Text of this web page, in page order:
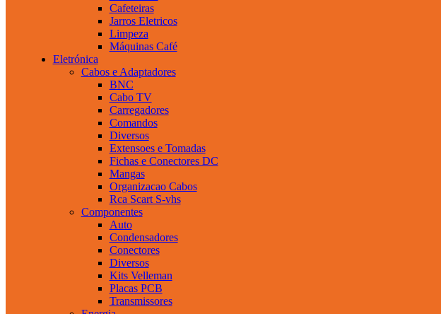
Cafeteiras
Jarros Eletricos
Limpeza
Máquinas Café
Eletrónica
Cabos e Adaptadores
BNC
Cabo TV
Carregadores
Comandos
Diversos
Extensoes e Tomadas
Fichas e Conectores DC
Mangas
Organizacao Cabos
Rca Scart S-vhs
Componentes
Auto
Condensadores
Conectores
Diversos
Kits Velleman
Placas PCB
Transmissores